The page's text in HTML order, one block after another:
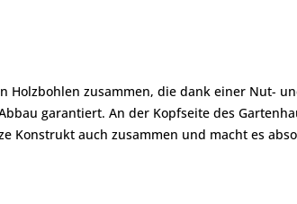
Holzbohlen zusammen, die dank einer Nut-
garantiert. An der Kopfseite des
Konstrukt auch zusammen und macht es